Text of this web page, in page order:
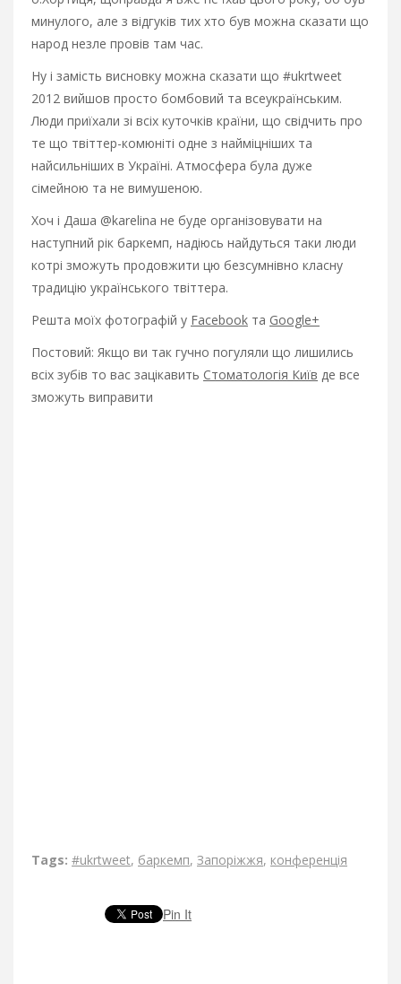
минулого, але з відгуків тих хто був можна сказати що
народ незле провів там час.
Ну і замість висновку можна сказати що #ukrtweet
2012 вийшов просто бомбовий та всеукраїнським.
Люди приїхали зі всіх куточків країни, що свідчить про
те що твіттер-комюніті одне з найміцніших та
найсильніших в Україні. Атмосфера була дуже
сімейною та не вимушеною.
Хоч і Даша @karelina не буде організовувати на
наступний рік баркемп, надіюсь найдуться таки люди
котрі зможуть продовжити цю безсумнівно класну
традицію українського твіттера.
Решта моїх фотографій у Facebook та Google+
Постовий: Якщо ви так гучно погуляли що лишились
всіх зубів то вас зацікавить Стоматологія Київ де все
зможуть виправити
Tags: #ukrtweet, баркемп, Запоріжжя, конференція
Pin It